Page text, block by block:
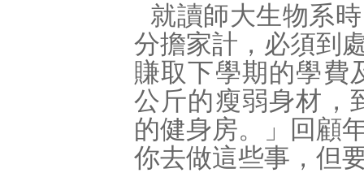
就讀師大生物系
分擔家計，必須到
賺取下學期的學費
公斤的瘦弱身材，
的健身房。」回顧
你去做這些事，但